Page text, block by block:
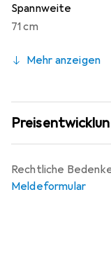
Spannweite
71 cm
Mehr anzeigen
Rechtliche
Meldeformular